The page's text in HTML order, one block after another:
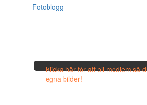
Fotoblogg
Klicka här för att bli medlem så
egna bilder!